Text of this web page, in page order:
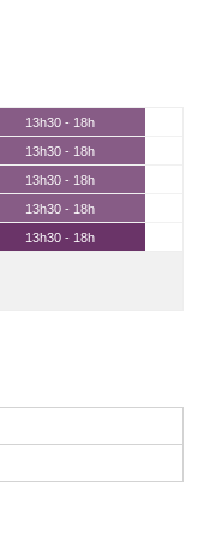
13h30 - 18h
13h30 - 18h
13h30 - 18h
13h30 - 18h
13h30 - 18h